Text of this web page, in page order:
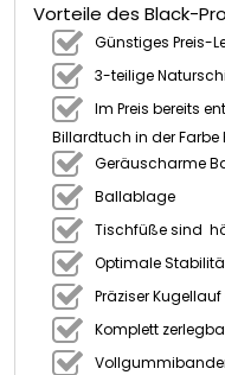
Vorteile des Black-
Günstiges Preis-
3-teilige
Im Preis bereits
Billardtuch in der Farbe
Geräuscharme
Ballablage
Tischfüße sind
Optimale
Präziser
Komplett